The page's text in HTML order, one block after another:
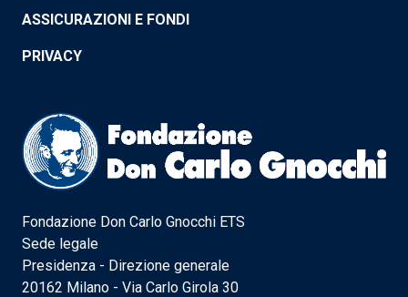
ASSICURAZIONI E FONDI
PRIVACY
Fondazione Don Carlo Gnocchi ETS
Sede legale
Presidenza - Direzione generale
20162 Milano - Via Carlo Girola 30